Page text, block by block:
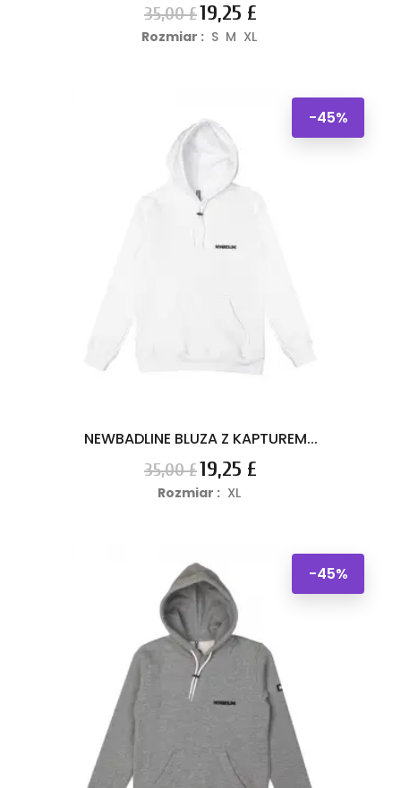
Cena
podstawowa
35,00 £Cena
19,25 £
Rozmiar : S M XL
NEWBADLINE BLUZA Z KAPTUREM...
Cena
podstawowa
35,00 £
-45%
Cena
19,25 £
Rozmiar : XL
-45%